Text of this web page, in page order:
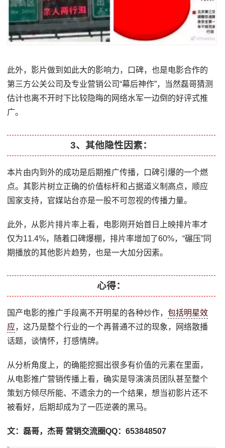
此外，影片做到如此大的影响力，口碑，也是电影合作的
第三方公关公司及专业营销公司“幕后神作”，当然磊哥猜测
估计也离不开时下比较隐晦的网络水军一边倒的好评式推
广。
3、其他隐性因素：
本片由内到外的成功是后期推广传播，口碑引爆的一个燃
点。其影片树立正确的价值标杆和占据道义制高点，顺应
国家支持，官媒站台亦是一股不可忽视的传播力量。
此外，从影片排片率上看，电影刚开始首日上映排片率才
仅为11.4%，随着口碑爆棚，排片率增加了60%，“碾压”同
期播放的其他影片趋势，也是一大加分因素。
心得：
国产电影的推广手段离不开明星的各种炒作，包括明星效
应，这乃是整个行业的一个再普通不过的现象，网络散播
话题，谈情怀，打感情牌。
从分析角度上，的确能挖掘出很多有价值的元素在里面，
从电影推广营销传播上看，确实是导演演员团队甚至整个
策划方倾尽所能、不遗余力的一个结果，想当初影片还不
被看好，后期却成为了一匹逆袭的黑马。
文：磊哥，杰哥 营销交流圈QQ：653848507